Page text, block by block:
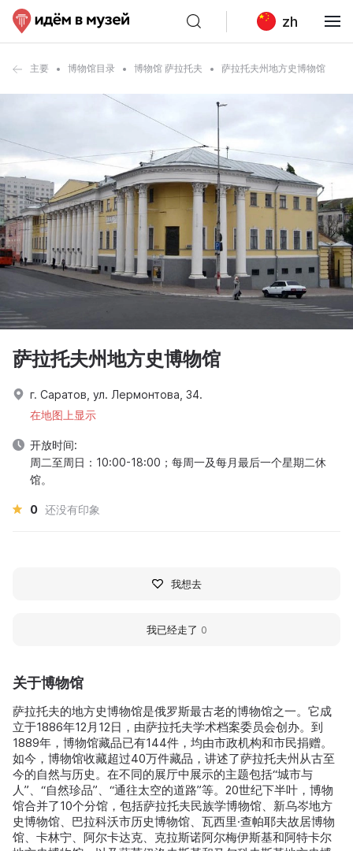
zh
主要 博物馆目录 博物馆 萨拉托夫 萨拉托夫州地方史博物馆
关于博物馆
萨拉托夫的地方史博物馆是俄罗斯最古老的博物馆之一。它成
立于1886年12月12日，由萨拉托夫学术档案委员会创办。到
1889年，博物馆藏品已有144件，均由市政机构和市民捐赠。
如今，博物馆收藏超过40万件藏品，讲述了萨拉托夫州从古至
今的自然与历史。在不同的展厅中展示的主题包括“城市与
人”、“自然珍品”、“通往太空的道路”等。20世纪下半叶，博物
馆合并了10个分馆，包括萨拉托夫民族学博物馆、新乌岑地方
史博物馆、巴拉科沃市历史博物馆、瓦西里·查帕耶夫故居博物
馆、卡林宁、阿尔卡达克、克拉斯诺阿尔梅伊斯基和阿特卡尔
萨拉托夫州地方史博物馆
г. Саратов, ул. Лермонтова, 34.
在地图上显示
开放时间:
周二至周日：10:00-18:00；每周一及每月最后一个星期二休
馆。
0 还没有印象
我想去
我已经走了 0